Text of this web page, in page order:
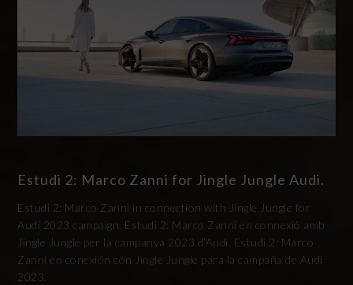
Estudi 2: Marco Zanni for Jingle Jungle Audi.
Estudi 2: Marco Zanni in connection with Jingle Jungle for
Audi 2023 campaign. Estudi 2: Marco Zanni en connexió amb
Jingle Jungle per la campanya 2023 d’Audi. Estudi 2: Marco
Zanni en conexión con Jingle Jungle para la campaña de Audi
2023.